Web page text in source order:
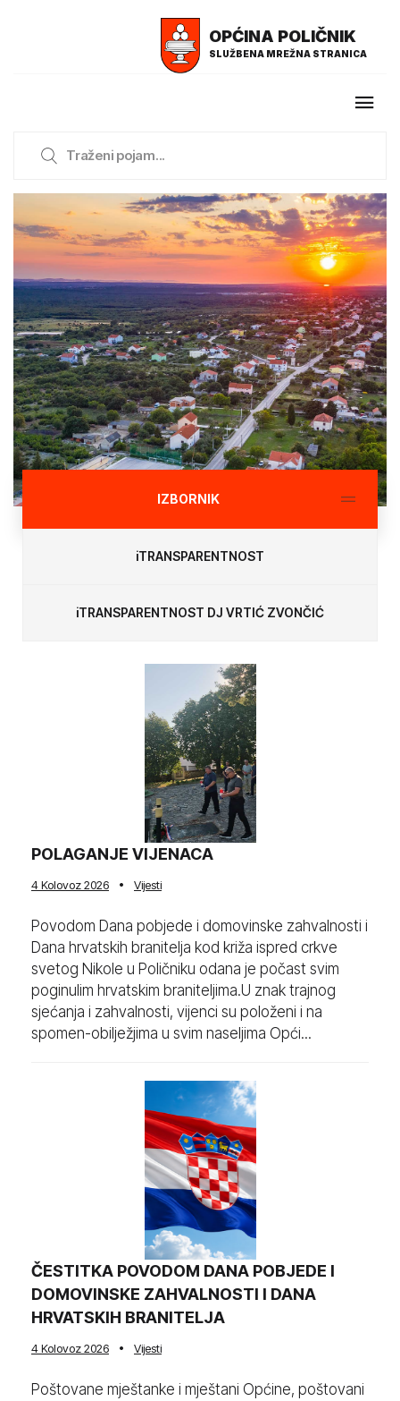
OPĆINA POLIČNIK
SLUŽBENA MREŽNA STRANICA
IZBORNIK
iTRANSPARENTNOST
iTRANSPARENTNOST DJ VRTIĆ ZVONČIĆ
POLAGANJE VIJENACA
4 Kolovoz 2026 Vijesti
Povodom Dana pobjede i domovinske zahvalnosti i
Dana hrvatskih branitelja kod križa ispred crkve
svetog Nikole u Poličniku odana je počast svim
poginulim hrvatskim braniteljima.U znak trajnog
sjećanja i zahvalnosti, vijenci su položeni i na
spomen-obilježjima u svim naseljima Opći...
ČESTITKA POVODOM DANA POBJEDE I
DOMOVINSKE ZAHVALNOSTI I DANA
HRVATSKIH BRANITELJA
4 Kolovoz 2026 Vijesti
Poštovane mještanke i mještani Općine, poštovani